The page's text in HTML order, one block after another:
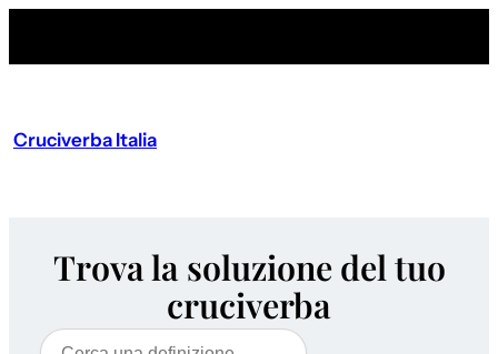
Cruciverba Italia
Trova la soluzione del tuo
cruciverba
Cerca